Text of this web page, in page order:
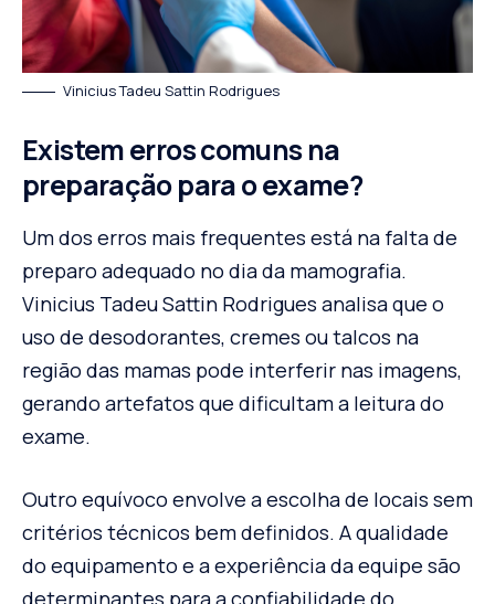
Vinicius Tadeu Sattin Rodrigues
Existem erros comuns na
preparação para o exame?
Um dos erros mais frequentes está na falta de
preparo adequado no dia da mamografia.
Vinicius Tadeu Sattin Rodrigues analisa que o
uso de desodorantes, cremes ou talcos na
região das mamas pode interferir nas imagens,
gerando artefatos que dificultam a leitura do
exame.
Outro equívoco envolve a escolha de locais sem
critérios técnicos bem definidos. A qualidade
do equipamento e a experiência da equipe são